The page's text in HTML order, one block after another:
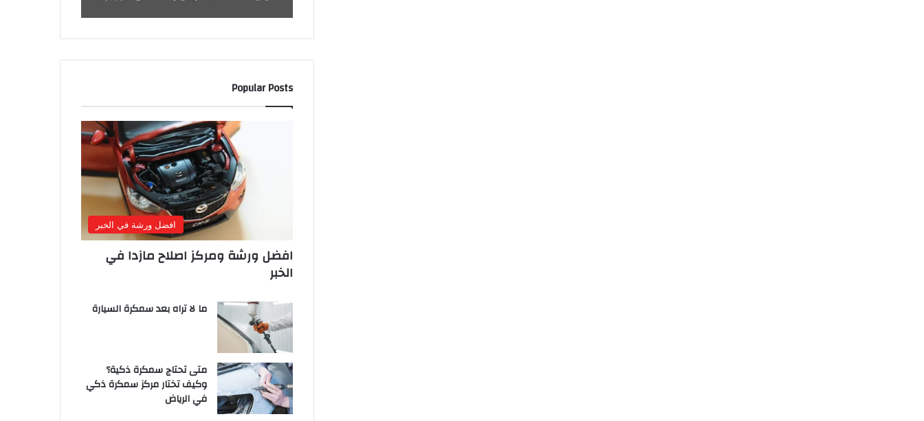
Popular Posts
افضل ورشة في الخبر
افضل ورشة ومركز اصلاح مازدا في
الخبر
ما لا تراه بعد سمكرة السيارة
متى تحتاج سمكرة ذكية؟
وكيف تختار مركز سمكرة ذكي
في الرياض